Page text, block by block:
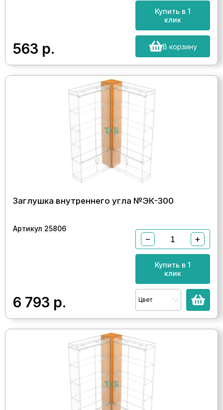
563 р.
Купить в 1
клик
В корзину
Заглушка внутреннего угла №ЭК-300
Артикул 25806
6 793 р.
− +
Купить в 1
клик
Цвет